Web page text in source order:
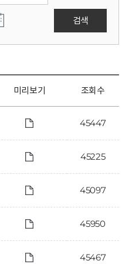
검색
미리보기 조회수
45447
45225
45097
45950
45467